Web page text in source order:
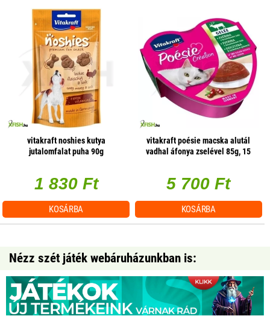
vitakraft noshies kutya
jutalomfalat puha 90g
1 830 Ft
KOSÁRBA
vitakraft poésie macska alutál
vadhal áfonya zselével 85g, 15
5 700 Ft
KOSÁRBA
Nézz szét játék webáruházunkban is: